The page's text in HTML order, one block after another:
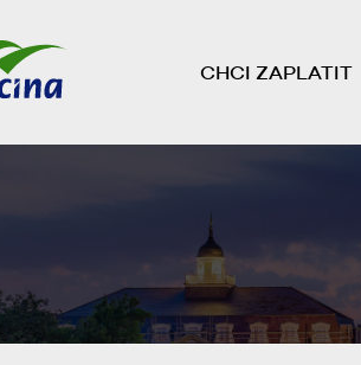
CHCI ZAPLATIT